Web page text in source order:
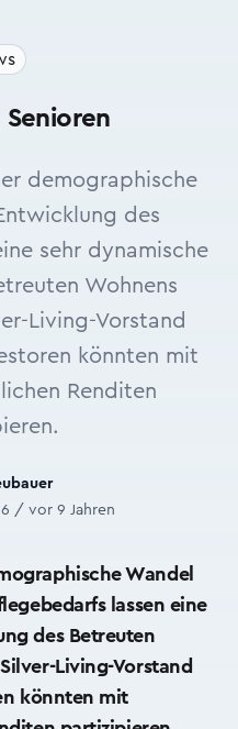
Senioren
demographische
des
sehr dynamische
Wohnens
Living-Vorstand
könnten mit
Renditen
/ vor 9 Jahren
Wandel
lassen eine
des Betreuten
Living-Vorstand
könnten mit